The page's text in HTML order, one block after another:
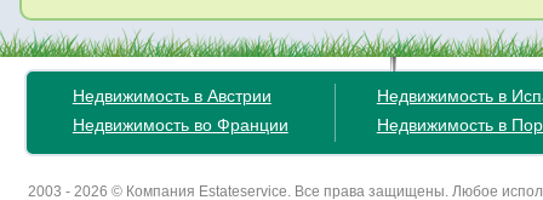
Недвижимость в Австрии
Недвижимость во Франции
Недвижимость в
Недвижимость в
2003 - 2026 © Компания Estateservice. Все права защищены. Любое